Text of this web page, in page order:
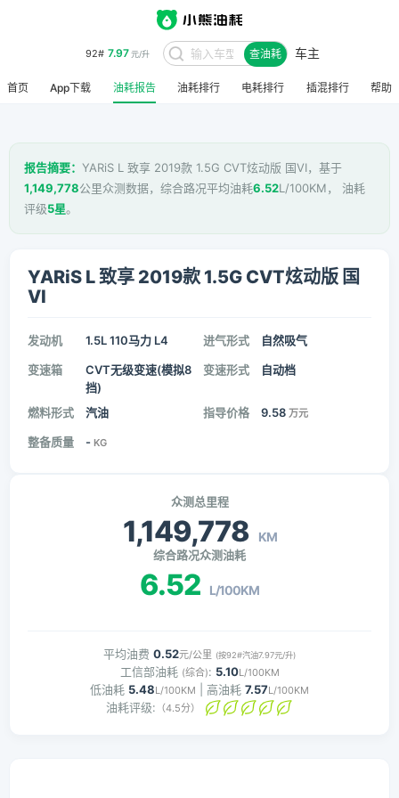
92# 7.97元/升 查油耗 车主
首页 App下载 油耗报告 油耗排行 电耗排行 插混排行 帮助
报告摘要： YARiS L 致享 2019款 1.5G CVT炫动版 国VI，基于
1,149,778公里众测数据，综合路况平均油耗6.52L/100KM， 油耗
评级5星。
YARiS L 致享 2019款 1.5G CVT炫动版 国
VI
发动机 1.5L 110马力 L4 进气形式 自然吸气
变速箱
CVT无级变速(模拟8
挡)
变速形式 自动档
燃料形式 汽油 指导价格 9.58 万元
整备质量 - KG
众测总里程
1,149,778 KM
综合路况众测油耗
6.52 L/100KM
平均油费 0.52元/公里 (按92#汽油7.97元/升)
工信部油耗 (综合): 5.10L/100KM
低油耗 5.48L/100KM | 高油耗 7.57L/100KM
油耗评级: （4.5分）